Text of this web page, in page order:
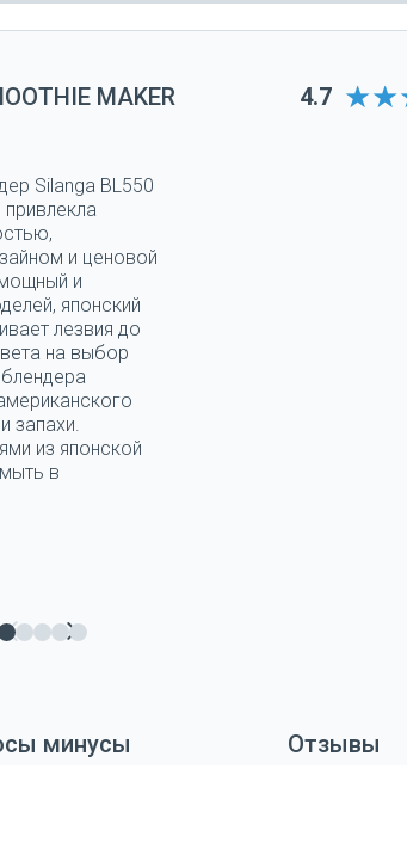
MAKER 4.7
Silanga BL550
и ценовой
и
японский
лезвия до
на выбор
запахи.
из японской
в
минусы Отзывы